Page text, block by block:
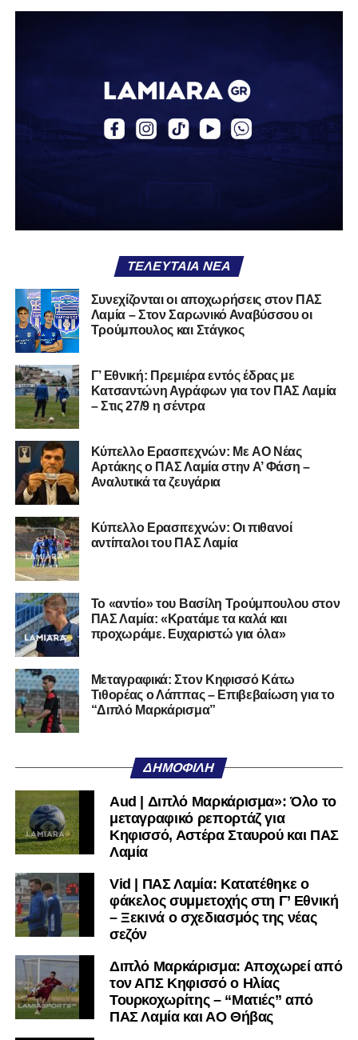
περσινή σεζόν πραγματοποίησε γεμάτη χρονιά στη Γ’
Στο παρελθόν αγωνίστηκε στην ΑΕΚ Β’, με την οποία
κατέγραψε 10 συμμετοχές στη Super League 2, καθώς
επίσης σε Εθνικό και Ζάκυνθο. Ξεκίνησε την καριέρα του
στις 26 Σεπτεμβρίου 2021.
Καλωσορίζουμε τον Βασίλη στην οικογένεια του
Σαρωνικού και του ευχόμαστε υγεία και πολλές
επιτυχίες.»
Η ανακοίνωση για τον Χρυσόστομο Στάγκο
«Ο Α.Ο. Σαρωνικός Αναβύσσου ανακοινώνει την
απόκτηση του τερματοφύλακα Χρυσόστομου Στάγκου.
Ο 24χρονος τερματοφύλακας (γεννημένος στις
27/06/2002) προέρχεται επίσης από μία γεμάτη χρονιά
στη Γ’ Εθνική με τον ΠΑΣ Λαμία. Στο παρελθόν
αγωνίστηκε στον Λεβαδειακό, ενώ πέρασε και από ομάδες
της Serie D στην Ιταλία, όπως οι Nocerina, S. Maria
Cilento και Castrovillari, έχοντας ξεκινήσει την
ποδοσφαιρική του διαδρομή από τον Απόλλωνα Σμύρνης.
Τον καλωσορίζουμε στην οικογένεια του Σαρωνικού και
του ευχόμαστε υγεία και επιτυχίες.»
Ακολουθήστε τοlamiara.grστοGoogle Newsγια να
μαθαίνετε πρώτοι τα κυανόλευκα νέα στην Ελλάδα και τον
Twitterκαι στοInstagram
μαθαίνετε σε χρόνο dt όλα τα νέα.
ΤΕΛΕΥΤΑΊΑ ΝΈΑ
Συνεχίζονται οι αποχωρήσεις στον ΠΑΣ
Λαμία – Στον Σαρωνικό Αναβύσσου οι
Τρούμπουλος και Στάγκος
Γ’ Εθνική: Πρεμιέρα εντός έδρας με
Κατσαντώνη Αγράφων για τον ΠΑΣ Λαμία
– Στις 27/9 η σέντρα
Kύπελλο Ερασιτεχνών: Με AO Nέας
Αρτάκης ο ΠΑΣ Λαμία στην Α’ Φάση –
Αναλυτικά τα ζευγάρια
Κύπελλο Ερασιτεχνών: Οι πιθανοί
αντίπαλοι του ΠΑΣ Λαμία
Το «αντίο» του Βασίλη Τρούμπουλου στον
ΠΑΣ Λαμία: «Κρατάμε τα καλά και
προχωράμε. Ευχαριστώ για όλα»
Μεταγραφικά: Στον Κηφισσό Κάτω
Τιθορέας ο Λάππας – Επιβεβαίωση για το
“Διπλό Μαρκάρισμα”
ΔΗΜΟΦΙΛΉ
Aud | Διπλό Μαρκάρισμα»: Όλο το
μεταγραφικό ρεπορτάζ για
Κηφισσό, Αστέρα Σταυρού και ΠΑΣ
Λαμία
Vid | ΠΑΣ Λαμία: Κατατέθηκε ο
φάκελος συμμετοχής στη Γ’ Εθνική
– Ξεκινά ο σχεδιασμός της νέας
σεζόν
Διπλό Μαρκάρισμα: Αποχωρεί από
τον ΑΠΣ Κηφισσό ο Ηλίας
Τουρκοχωρίτης – “Ματιές” από
ΠΑΣ Λαμία και ΑΟ Θήβας